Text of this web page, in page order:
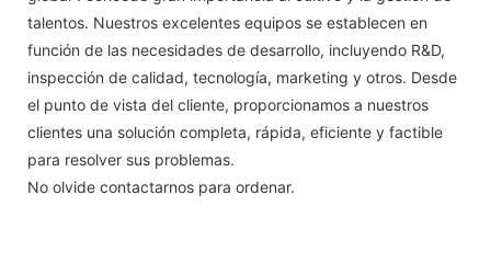
talentos. Nuestros excelentes equipos se establecen en
función de las necesidades de desarrollo, incluyendo R&D,
inspección de calidad, tecnología, marketing y otros. Desde
el punto de vista del cliente, proporcionamos a nuestros
clientes una solución completa, rápida, eficiente y factible
para resolver sus problemas.
No olvide contactarnos para ordenar.